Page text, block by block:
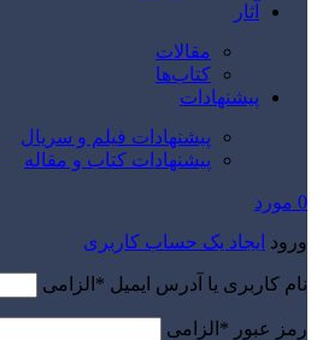
آثار
مقالات
کتاب‌ها
پیشنهادات
پیشنهادات فیلم و سریال
پیشنهادات کتاب و مقاله
0 مورد
ورود ایجاد یک حساب کاربری
نام کاربری یا آدرس ایمیل * الزامی
رمز عبور * الزامی